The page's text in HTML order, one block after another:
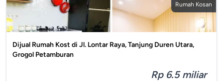
Rumah Kosan
Dijual Rumah Kost di Jl. Lontar Raya, Tanjung Duren Utara,
Grogol Petamburan
Rp 6.5 miliar